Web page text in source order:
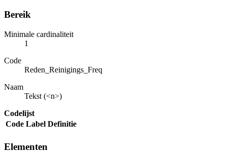
Bereik
Minimale cardinaliteit
1
Code
Reden_Reinigings_Freq
Naam
Tekst (<n>)
Codelijst
Code Label Definitie
Elementen